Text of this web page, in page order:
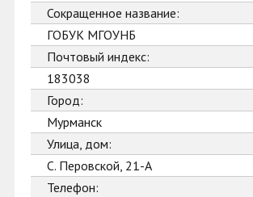
Сокращенное название:
ГОБУК МГОУНБ
Почтовый индекс:
183038
Город:
Мурманск
Улица, дом:
С. Перовской, 21-А
Телефон: